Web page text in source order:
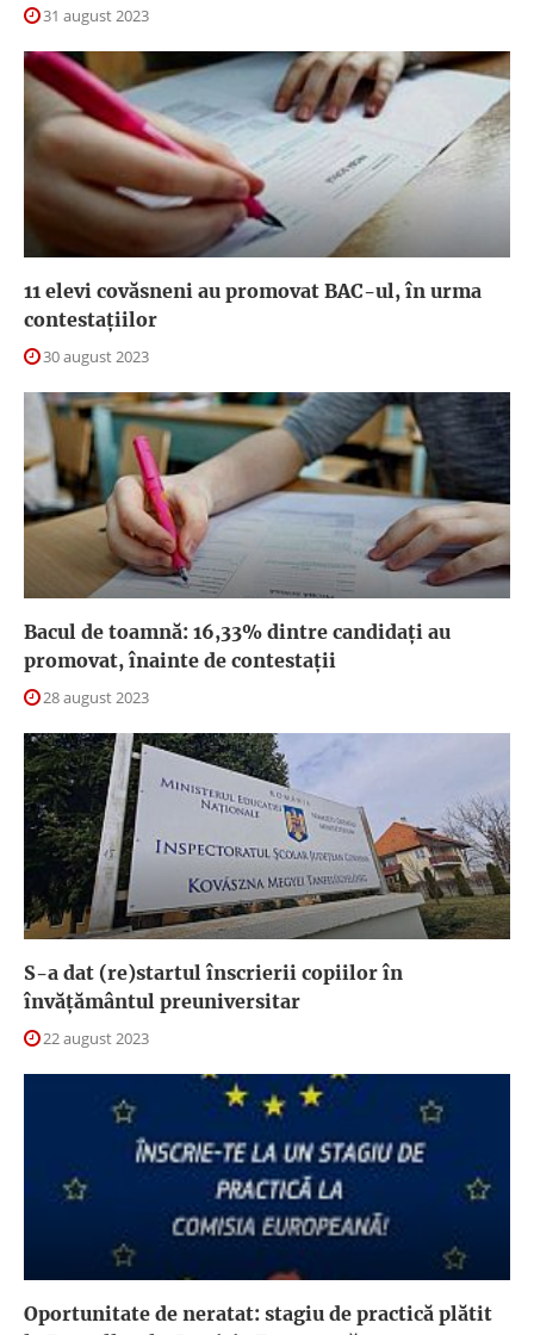
31 august 2023
11 elevi covăsneni au promovat BAC-ul, în urma
contestațiilor
30 august 2023
Bacul de toamnă: 16,33% dintre candidați au
promovat, înainte de contestații
28 august 2023
S-a dat (re)startul înscrierii copiilor în
învățământul preuniversitar
22 august 2023
Oportunitate de neratat: stagiu de practică plătit